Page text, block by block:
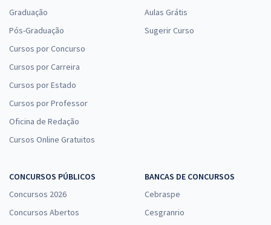
Graduação
Pós-Graduação
Cursos por Concurso
Cursos por Carreira
Cursos por Estado
Cursos por Professor
Oficina de Redação
Cursos Online Gratuitos
Aulas Grátis
Sugerir Curso
CONCURSOS PÚBLICOS
Concursos 2026
Concursos Abertos
BANCAS DE CONCURSOS
Cebraspe
Cesgranrio